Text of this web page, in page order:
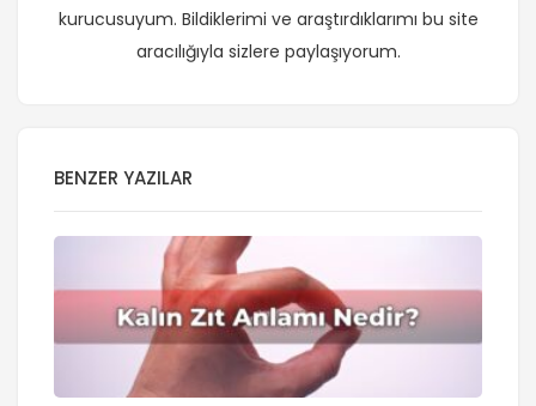
kurucusuyum. Bildiklerimi ve araştırdıklarımı bu site
aracılığıyla sizlere paylaşıyorum.
BENZER YAZILAR